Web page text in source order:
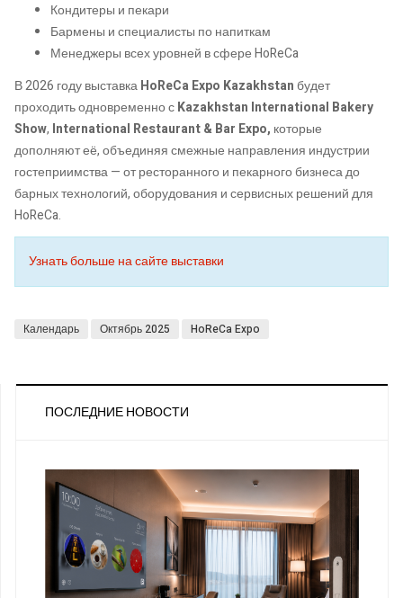
Кондитеры и пекари
Бармены и специалисты по напиткам
Менеджеры всех уровней в сфере HoReCa
В 2026 году выставкаHoReCa Expo Kazakhstanбудет
проходить одновременно сKazakhstan International Bakery
Show, International Restaurant & Bar Expo, которые
дополняют её, объединяя смежные направления индустрии
гостеприимства — от ресторанного и пекарного бизнеса до
барных технологий, оборудования и сервисных решений для
HoReCa.
Узнать больше на сайте выставки
Календарь Октябрь 2025 HoReCa Expo
ПОСЛЕДНИЕ НОВОСТИ